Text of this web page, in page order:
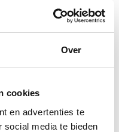
Over
cookies
en advertenties te
social media te bieden